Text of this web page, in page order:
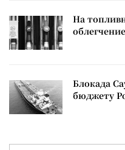
На
облегчение
Блокада
бюджету